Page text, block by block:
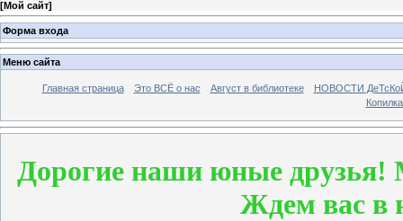
[Мой сайт]
Форма входа
Меню сайта
Главная страница Это ВСЁ о нас Август в библиотеке
НОВОСТИ
Дорогие наши юные
Ждем вас в